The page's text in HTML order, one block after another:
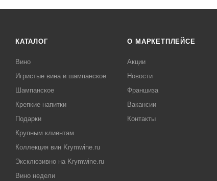
КАТАЛОГ
Вино
Игристые вина и шампанское
Шампанское
Крепкие напитки
Подарки
Крупным клиентам
Коллекция вин Krymwine.ru
Эксклюзивно на Krymwine.ru
Вино недели
О МАРКЕТПЛЕЙСЕ
Акции
Новости
Франшиза
Вакансии
Контакты